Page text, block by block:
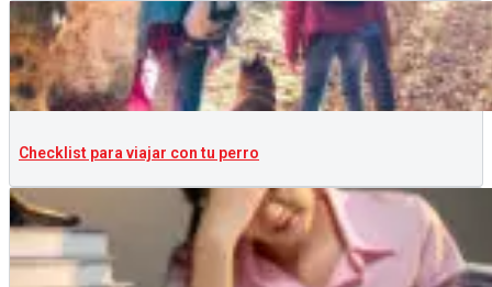
Checklist para viajar con tu perro